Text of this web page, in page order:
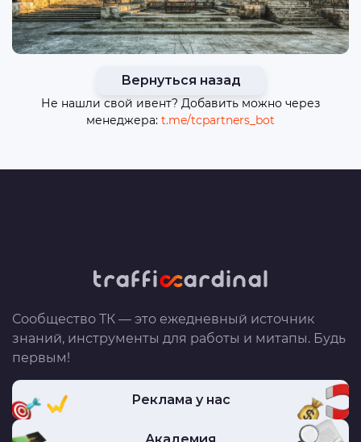
Вернуться назад
Не нашли свой ивент? Добавить можно через
менеджера: t.me/tcpartners_bot
Сообщество ТК — это ежедневный источник
знаний, инструменты для работы и митапы. Будь
первым!
Реклама у нас